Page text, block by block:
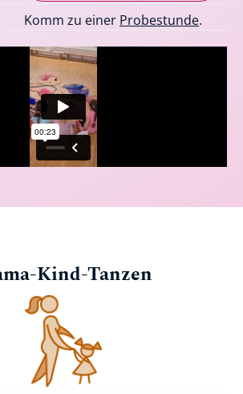
Komm zu einer Probestunde.
Kind-Tanzen